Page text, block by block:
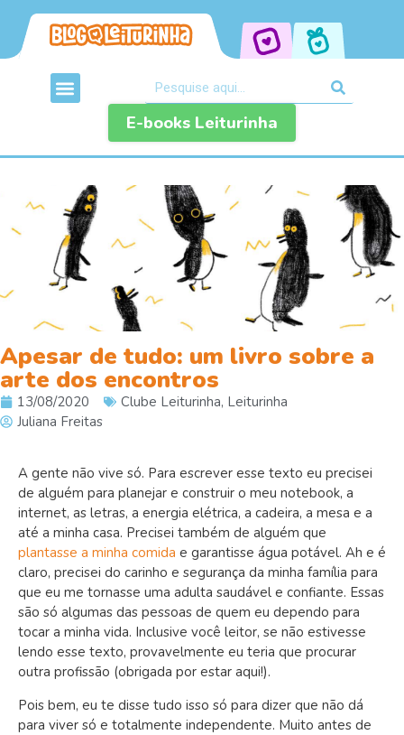
E-books Leiturinha
Apesar de tudo: um livro sobre a
arte dos encontros
13/08/2020 Clube Leiturinha, Leiturinha
Juliana Freitas
A gente não vive só. Para escrever esse texto eu precisei
de alguém para planejar e construir o meu notebook, a
internet, as letras, a energia elétrica, a cadeira, a mesa e a
até a minha casa. Precisei também de alguém que
plantasse a minha comida e garantisse água potável. Ah e é
claro, precisei do carinho e segurança da minha família para
que eu me tornasse uma adulta saudável e confiante. Essas
são só algumas das pessoas de quem eu dependo para
tocar a minha vida. Inclusive você leitor, se não estivesse
lendo esse texto, provavelmente eu teria que procurar
outra profissão (obrigada por estar aqui!).
Pois bem, eu te disse tudo isso só para dizer que não dá
para viver só e totalmente independente. Muito antes de